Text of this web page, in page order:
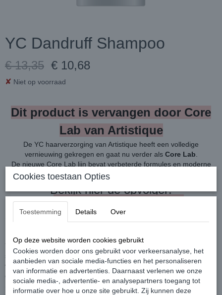
YC Dandruff Shampoo
€ 13,35 € 10,68
✘ Niet op voorraad
Dit product is vervangen door Core
Lab van Artistique
De YC haarverzorging van Artistique heeft een volledige
vernieuwing gekregen en gaat nu verder als Core Lab
De nieuwe Core Lab lijn bevat verbeterde formules en moderne
verpakkingen, met dezelfde professionele kwaliteit.
Bekijk hier de opvolger:
→Core Lab Dandruff Purifying Wash 250 ml
YC Dandruff Shampoo
YC Dandruff Shampoo van Artistique Youcare tegen roos. Een
speciaal tensidesysteem en het effectieve Piroctone Olamine
verwijderen roos op milde wijze. Bij regelmatig gebruik ontstaan
geen nieuwe schilfertjes en de hoofdhuid blijft roosvrij. YC Dandruff
Shampoo van Artistique Youcare tegen roos.
Cookies toestaan Opties
Toestemming Details Over
Op deze website worden cookies gebruikt
Cookies worden door ons gebruikt voor verkeersanalyse, het
aanbieden van sociale media-functies en het personaliseren
van informatie en advertenties. Daarnaast verlenen we onze
sociale media-, advertentie- en analysepartners toegang tot
informatie over hoe u onze site gebruikt. Zij kunnen deze